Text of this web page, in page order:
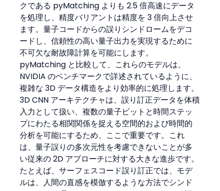
クである pyMatching よりも 2.5 倍高速にデータ
を処理し、精度バリアントは精度を 3 倍向上させ
ます。量子コードからの誤りシンドロームをデコ
ードし、信頼性の高い量子出力を実現するために
不可欠な耐故障計算を可能にします。
pyMatching と比較して、これらのモデルは、
NVIDIA のベンチマークで詳述されているように、
複雑な 3D データ構造をより効率的に処理します。
3D CNN アーキテクチャは、誤り訂正データを体積
入力として扱い、複数の量子ビットと時間ステッ
プにわたる相関関係を捉える空間的および時間的
分析を可能にするため、ここで重要です。これ
は、量子誤りの多次元性を考慮できないことが多
い従来の 2D アプローチに対する大きな進歩です。
たとえば、サーフェスコード誤り訂正では、モデ
ルは、人間の直感を模倣するような方法でシンド